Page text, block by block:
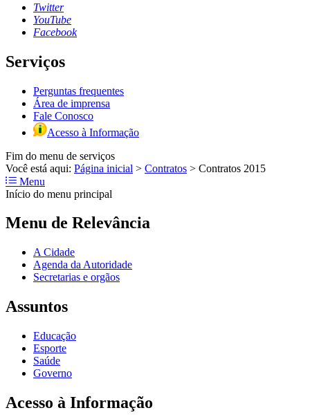
Twitter
YouTube
Facebook
Serviços
Perguntas frequentes
Área de imprensa
Fale Conosco
Acesso à Informação
Fim do menu de serviços
Você está aqui: Página inicial > Contratos > Contratos 2015
Menu
Início do menu principal
Menu de Relevância
A Cidade
Agenda da Autoridade
Secretarias e orgãos
Assuntos
Educação
Esporte
Saúde
Governo
Acesso à Informação